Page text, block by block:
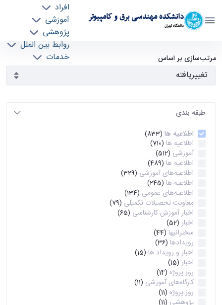
دانشکده مهندسی برق و کامپیوتر
دانشگاه تهران
افراد
آموزشی
پژوهشی
روابط بین الملل
خدمات
آرشیو اطلاعیه ها - ece- دانشکده مهندسی برق و
کامپیوتر
مرتب‌سازی بر اساس
طبقه بندی
اطلاعیه ها (833)
اطلاعیه ها (710)
آموزشی (512)
اطلاعیه ها (489)
اطلاعیه‌های‌ آموزشی (329)
اطلاعیه ها (245)
اطلاعیه‌های عمومی (134)
معاونت تحصیلات تکمیلی (79)
اخبار آموزش کارشناسی (65)
اخبار (52)
سخنرانیها (44)
رویدادها (36)
اخبار و رویداد ها (15)
اخبار (15)
روز پروژه (14)
کارگاه‌های آموزشی (11)
روز پروژه (11)
پژوهشی (11)